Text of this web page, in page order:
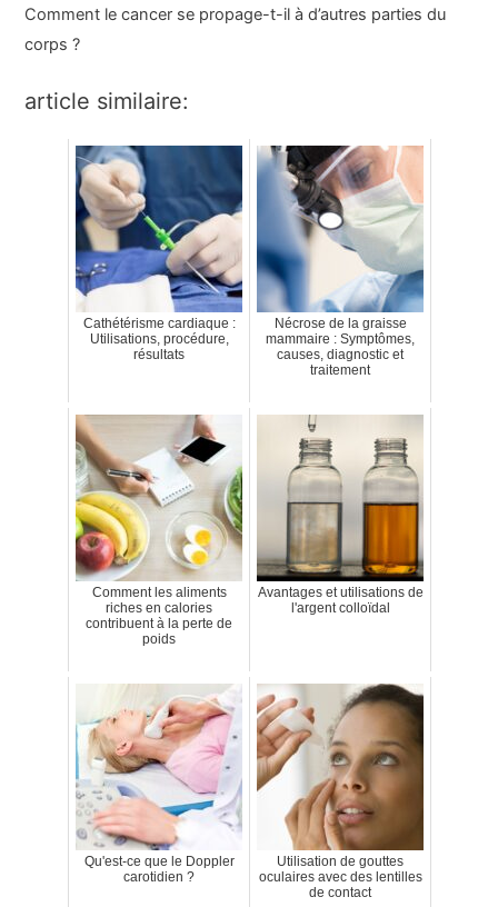
Comment le cancer se propage-t-il à d’autres parties du
corps ?
article similaire:
Cathétérisme cardiaque :
Utilisations, procédure,
résultats
Nécrose de la graisse
mammaire : Symptômes,
causes, diagnostic et
traitement
Comment les aliments
riches en calories
contribuent à la perte de
poids
Avantages et utilisations de
l'argent colloïdal
Qu'est-ce que le Doppler
carotidien ?
Utilisation de gouttes
oculaires avec des lentilles
de contact